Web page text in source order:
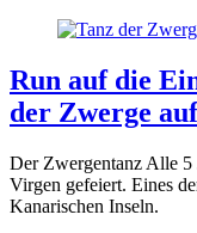
Run auf die
der Zwerge
Der Zwergentanz Alle 5
Virgen gefeiert. Eines
Kanarischen Inseln.